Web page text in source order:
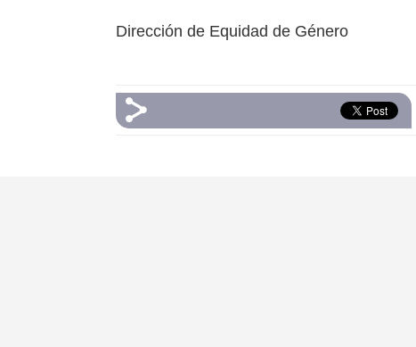
Dirección de Equidad de Género